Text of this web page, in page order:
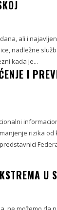
ali i
nadležne
kada je...
I
rizika
U